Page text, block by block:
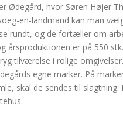
Ødegård, hvor Søren Højer
en-landmand kan man
rundt, og de fortæller om
årsproduktionen er på 550
tilværelse i rolige
egne marker. På
skal de sendes til